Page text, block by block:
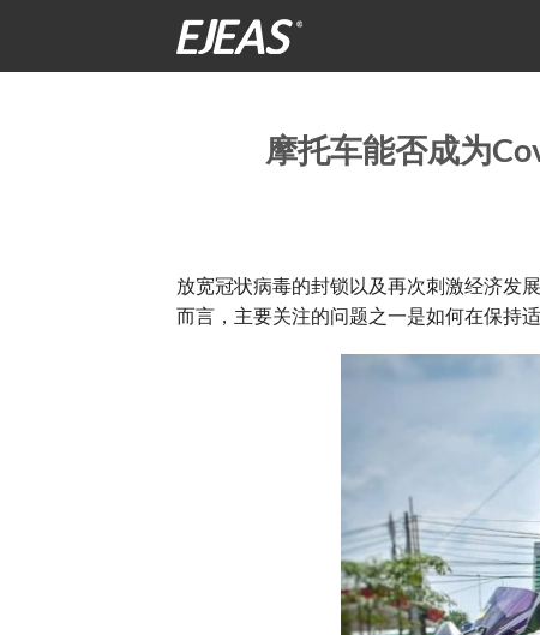
内
摩托车能否成为
放宽冠状病毒的封锁以及再次刺激经济发
而言，主要关注的问题之一是如何在保持